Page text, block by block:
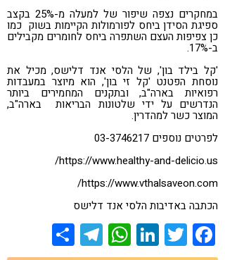
במחקרים נצפה שיפור של למעלה מ-25% בקצב
ספיגת הסידן ביחס לפורמולות הקיימות בשוק כמו
כן צפיפות העצם השתפרה ביחס לחומרים מקבילים
ב-17%.
'קל בילד בון', של הלסי אנד דלישס, מכיל את
נוסחת הפטנט 'קל זי בון', הוא מיוצר במעבדות
רפואיות בארה"ב, ובתקנים המחמירים ביותר
הנדרשים על ידי שלטונות הבריאות בארה"ב,
המוצר כשר למהדרין.
לפרטים נוספים 03-3746217
https://www.healthy-and-delicio.us/
https://www.vthalsaveon.com/
הכתבה באדיבות הלסי אנד דלישס
Facebook
Twitter
LinkedIn
WhatsApp
Telegram